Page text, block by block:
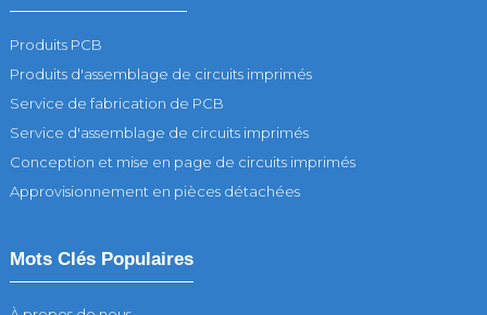
Produits PCB
Produits d'assemblage de circuits imprimés
Service de fabrication de PCB
Service d'assemblage de circuits imprimés
Conception et mise en page de circuits imprimés
Approvisionnement en pièces détachées
Mots Clés Populaires